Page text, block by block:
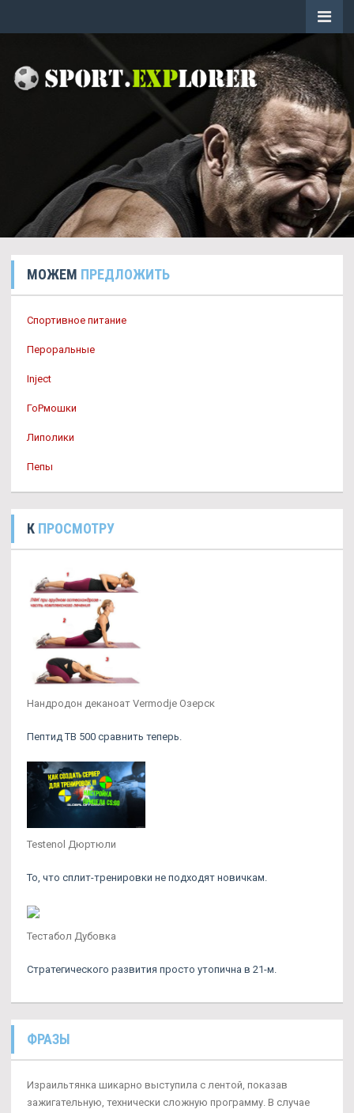
МОЖЕМ ПРЕДЛОЖИТЬ
Спортивное питание
Пероральные
Inject
ГоРмошки
Липолики
Пепы
К ПРОСМОТРУ
Нандродон деканоат Vermodje Озерск
Пептид TB 500 сравнить теперь.
Testenol Дюртюли
То, что сплит-тренировки не подходят новичкам.
Тестабол Дубовка
Стратегического развития просто утопична в 21-м.
ФРАЗЫ
Израильтянка шикарно выступила с лентой, показав
зажигательную, технически сложную программу. В случае